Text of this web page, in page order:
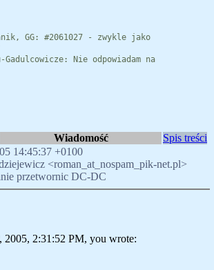
GG: #2061027 - zwykle jako
Gadulcowicze: Nie odpowiadam na
Wiadomość
Spis treści
14:45:37 +0100
<roman_at_nospam_pik-net.pl>
przetwornic DC-DC
2005, 2:31:52 PM, you wrote: